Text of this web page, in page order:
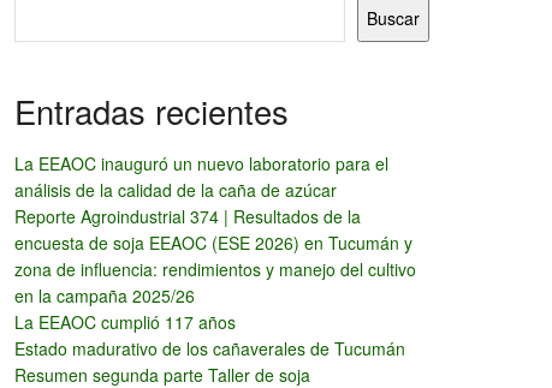
Buscar
Entradas recientes
La EEAOC inauguró un nuevo laboratorio para el
análisis de la calidad de la caña de azúcar
Reporte Agroindustrial 374 | Resultados de la
encuesta de soja EEAOC (ESE 2026) en Tucumán y
zona de influencia: rendimientos y manejo del cultivo
en la campaña 2025/26
La EEAOC cumplió 117 años
Estado madurativo de los cañaverales de Tucumán
Resumen segunda parte Taller de soja